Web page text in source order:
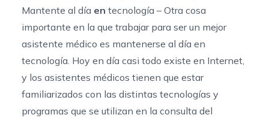
Mantente al día en tecnología – Otra cosa
importante en la que trabajar para ser un mejor
asistente médico es mantenerse al día en
tecnología. Hoy en día casi todo existe en Internet,
y los asistentes médicos tienen que estar
familiarizados con las distintas tecnologías y
programas que se utilizan en la consulta del